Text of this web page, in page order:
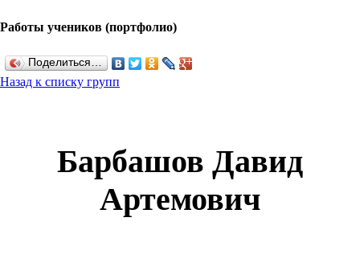
Работы учеников (портфолио)
Поделиться…
Назад к списку групп
Барбашов Давид
Артемович